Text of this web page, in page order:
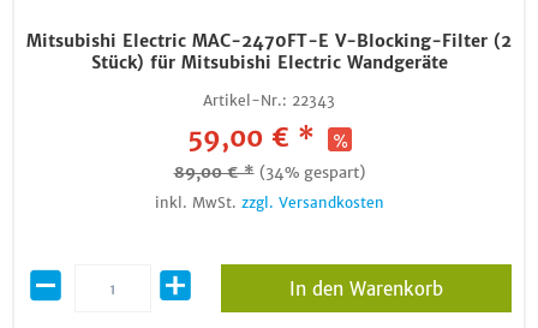
Mitsubishi Electric MAC-2470FT-E V-Blocking-Filter (2
Stück) für Mitsubishi Electric Wandgeräte
Artikel-Nr.: 22343
59,00 € *
89,00 € * (34% gespart)
inkl. MwSt. zzgl. Versandkosten
In den Warenkorb